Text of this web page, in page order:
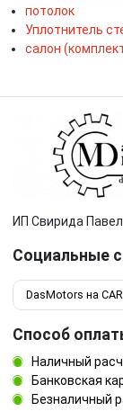
потолок
Уплотнитель
салон
ИП Свирида
Социальные
DasMotors на
Способ
Наличный
Банковская
Безналичный